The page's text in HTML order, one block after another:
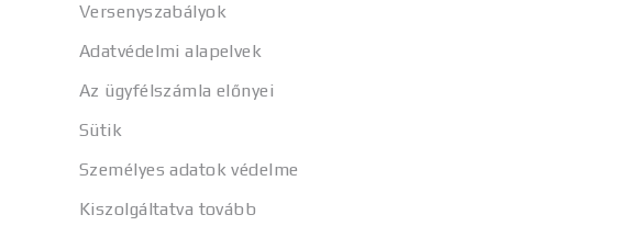
Versenyszabályok
Adatvédelmi alapelvek
Az ügyfélszámla előnyei
Sütik
Személyes adatok védelme
Kiszolgáltatva tovább